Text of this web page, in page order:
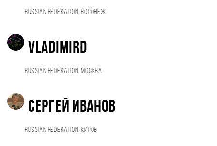
Russian Federation, Воронеж
VladimirD
Russian Federation, Москва
Сергей Иванов
Russian Federation, Киров